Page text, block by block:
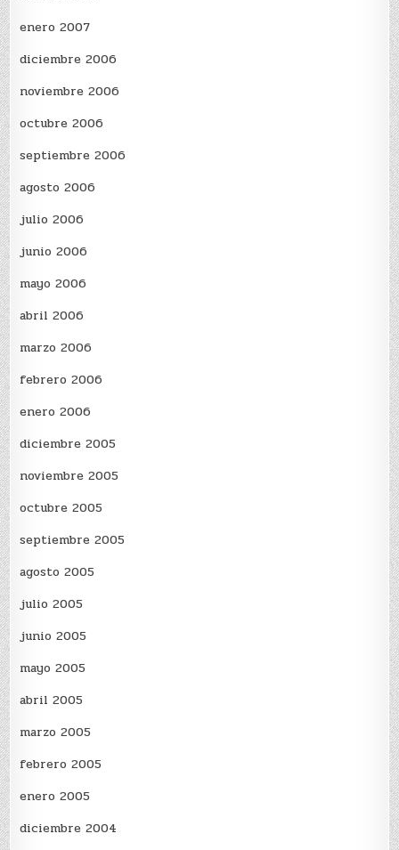
enero 2007
diciembre 2006
noviembre 2006
octubre 2006
septiembre 2006
agosto 2006
julio 2006
junio 2006
mayo 2006
abril 2006
marzo 2006
febrero 2006
enero 2006
diciembre 2005
noviembre 2005
octubre 2005
septiembre 2005
agosto 2005
julio 2005
junio 2005
mayo 2005
abril 2005
marzo 2005
febrero 2005
enero 2005
diciembre 2004